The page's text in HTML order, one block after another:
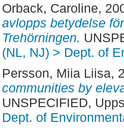
Orback, Caroline,
avlopps betydelse
Trehörningen.
(NL, NJ) > Dept. of
Persson, Miia Liisa,
communities by
UNSPECIFIED,
Dept. of